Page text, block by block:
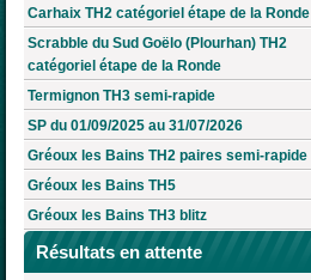
Carhaix TH2 catégoriel étape de la Ronde
Scrabble du Sud Goëlo (Plourhan) TH2
catégoriel étape de la Ronde
Termignon TH3 semi-rapide
SP du 01/09/2025 au 31/07/2026
Gréoux les Bains TH2 paires semi-rapide
Gréoux les Bains TH5
Gréoux les Bains TH3 blitz
Résultats en attente